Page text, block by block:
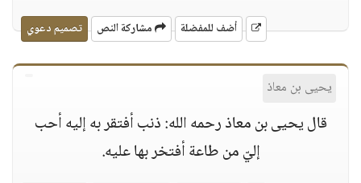
أضف للمفضلة مشاركة النص تصميم دعوي
يحيى بن معاذ
قال يحيى بن معاذ رحمه الله: ذنب أفتقر به إليه أحب
إليّ من طاعة أفتخر بها عليه.